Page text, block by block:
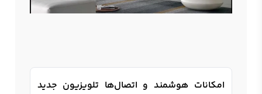
امکانات هوشمند و اتصال‌ها تلویزیون جدید